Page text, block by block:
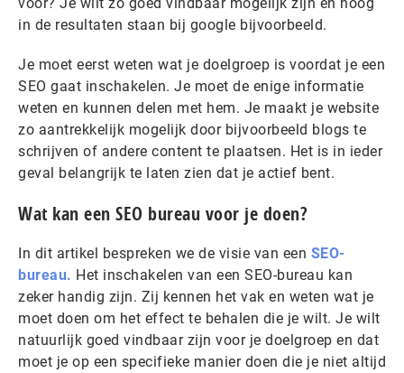
in de resultaten staan bij google bijvoorbeeld.
Je moet eerst weten wat je doelgroep is voordat je een
SEO gaat inschakelen. Je moet de enige informatie
weten en kunnen delen met hem. Je maakt je website
zo aantrekkelijk mogelijk door bijvoorbeeld blogs te
schrijven of andere content te plaatsen. Het is in ieder
geval belangrijk te laten zien dat je actief bent.
Wat kan een SEO bureau voor je doen?
In dit artikel bespreken we de visie van een SEO-
bureau. Het inschakelen van een SEO-bureau kan
zeker handig zijn. Zij kennen het vak en weten wat je
moet doen om het effect te behalen die je wilt. Je wilt
natuurlijk goed vindbaar zijn voor je doelgroep en dat
moet je op een specifieke manier doen die je niet altijd